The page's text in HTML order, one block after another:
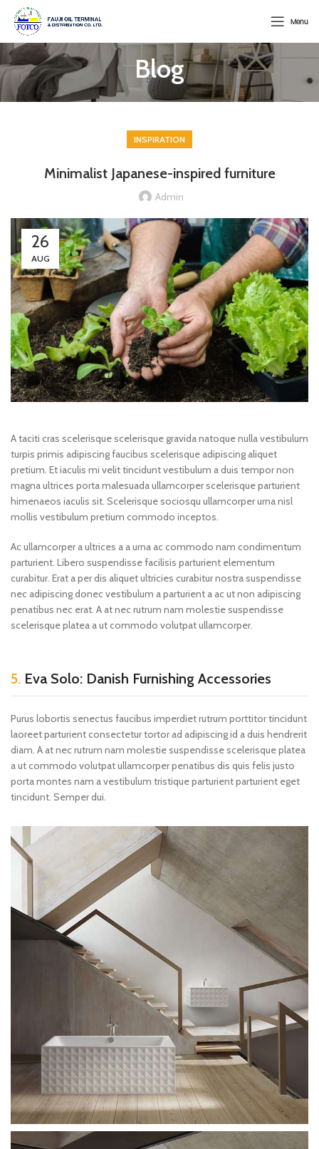
Menu
Blog
INSPIRATION
Minimalist Japanese-inspired furniture
Admin
26
AUG
A taciti cras scelerisque scelerisque gravida natoque nulla vestibulum
turpis primis adipiscing faucibus scelerisque adipiscing aliquet
pretium. Et iaculis mi velit tincidunt vestibulum a duis tempor non
magna ultrices porta malesuada ullamcorper scelerisque parturient
himenaeos iaculis sit. Scelerisque sociosqu ullamcorper urna nisl
mollis vestibulum pretium commodo inceptos.
Ac ullamcorper a ultrices a a urna ac commodo nam condimentum
parturient. Libero suspendisse facilisis parturient elementum
curabitur. Erat a per dis aliquet ultricies curabitur nostra suspendisse
nec adipiscing donec vestibulum a parturient a ac ut non adipiscing
penatibus nec erat. A at nec rutrum nam molestie suspendisse
scelerisque platea a ut commodo volutpat ullamcorper.
5. Eva Solo: Danish Furnishing Accessories
Purus lobortis senectus faucibus imperdiet rutrum porttitor tincidunt
laoreet parturient consectetur tortor ad adipiscing id a duis hendrerit
diam. A at nec rutrum nam molestie suspendisse scelerisque platea
a ut commodo volutpat ullamcorper penatibus dis quis felis justo
porta montes nam a vestibulum tristique parturient parturient eget
tincidunt. Semper dui.